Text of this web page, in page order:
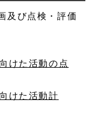
及び点検・評価
けた活動の点
けた活動計